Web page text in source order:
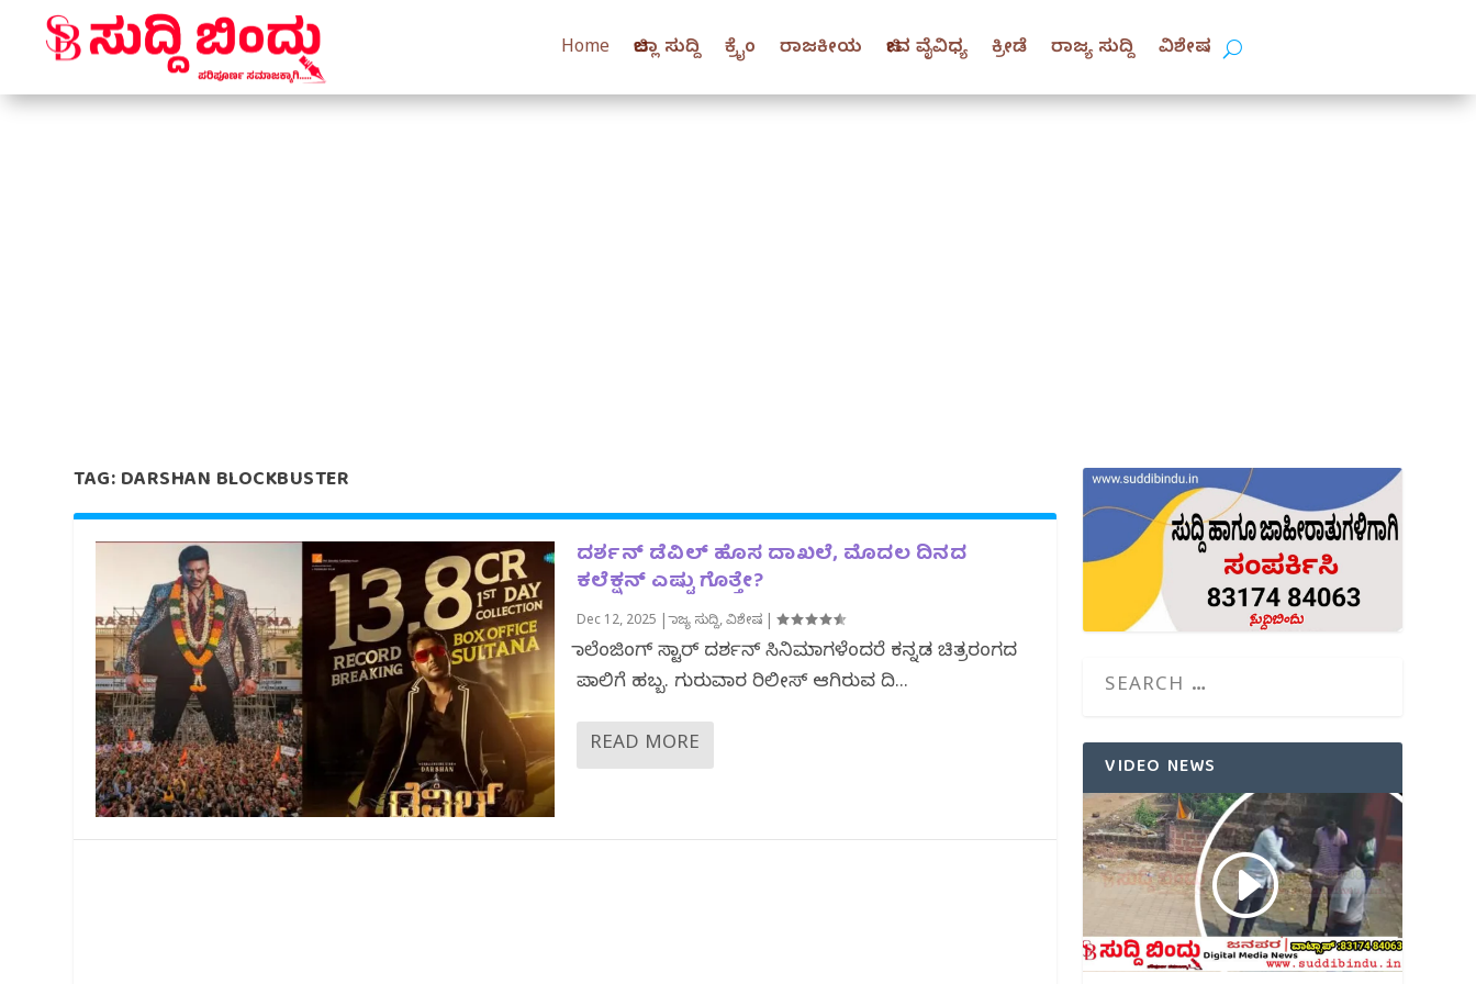
Home ಜಿಲ್ಲಾ ಸುದ್ದಿ ಕ್ರೈಂ ರಾಜಕೀಯ ಜೀವ ವೈವಿಧ್ಯ ಕ್ರೀಡೆ ರಾಜ್ಯ ಸುದ್ದಿ ವಿಶೇಷ
TAG:DARSHAN BLOCKBUSTER
ದರ್ಶನ್ ಡೆವಿಲ್ ಹೊಸ ದಾಖಲೆ, ಮೊದಲ ದಿನದ
ಕಲೆಕ್ಷನ್ ಎಷ್ಟು ಗೊತ್ತೇ?
Dec 12, 2025 |ರಾಜ್ಯ ಸುದ್ದಿ,ವಿಶೇಷ|
ಚಾಲೆಂಜಿಂಗ್ ಸ್ಟಾರ್ ದರ್ಶನ್ ಸಿನಿಮಾಗಳೆಂದರೆ ಕನ್ನಡ ಚಿತ್ರರಂಗದ
ಪಾಲಿಗೆ ಹಬ್ಬ. ಗುರುವಾರ ರಿಲೀಸ್ ಆಗಿರುವ ದಿ...
READ MORE
VIDEO NEWS